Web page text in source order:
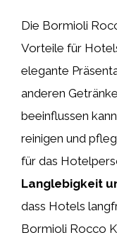
Die Bormioli
Vorteile für
elegante
anderen
beeinflussen
reinigen und
für das
Langlebigkeit
dass Hotels
Bormioli Rocco